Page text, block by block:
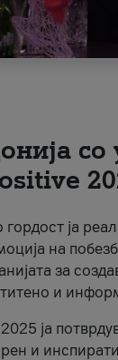
со
гордост ја
на
за
и
ја
и